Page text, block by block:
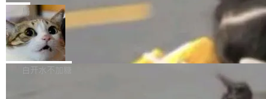
一在人才争夺战中失血的公司。六月，Google
连失两员大将：Noam Shazeer 去了 Op...
er HE-AAC 960 解码 (DAB+) transpose_cuda
filter 添加 AMF Frame Rate Converter (vf_frc
_amf) filter SMPTE 2094-50 元数据支持和直
通 ProRes RAW VideoToolbox 硬件加速器 AP
V ...
Code 在 X 上发帖：「DeepSeek Flash did 8T
tokens on August 1st. 5T of free usage + 3T
on OpenCode Go.」79.8 万次浏览，连带着 #
DeepSeek一天消耗了8万亿# 上了微博热搜——
注意这是 OpenCode 一家的消耗。 OpenCode
局
NetBSD 11.0 正式发布
NetBSD 11.0 现已正式发布，这是 NetBSD 操
作系统的第十八个主要版本。 自 NetBSD 10.1
白开水不加糖